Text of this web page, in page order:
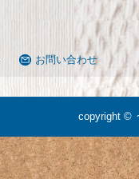
お問い合わせ
copyright ©